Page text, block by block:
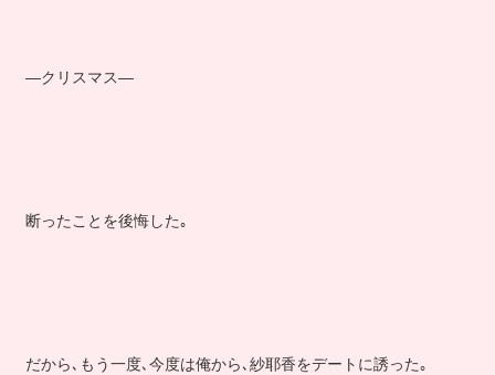
―クリスマス―
断ったことを後悔した｡
だから､もう一度､今度は俺から､紗耶香をデートに誘った｡